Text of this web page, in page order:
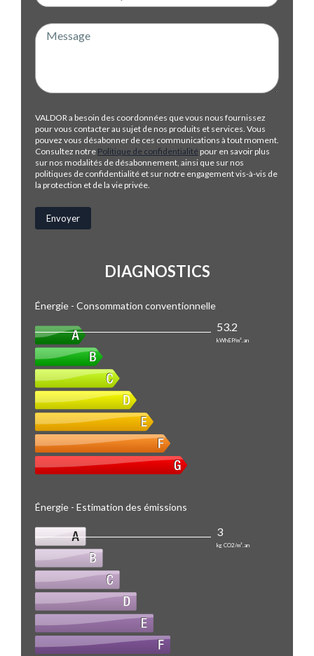
VALDOR a besoin des coordonnées que vous nous fournissez
pour vous contacter au sujet de nos produits et services. Vous
pouvez vous désabonner de ces communications à tout moment.
Consultez notre Politique de confidentialité pour en savoir plus
sur nos modalités de désabonnement, ainsi que sur nos
politiques de confidentialité et sur notre engagement vis-à-vis de
la protection et de la vie privée.
DIAGNOSTICS
Énergie - Consommation conventionnelle
53.2
kWhEP/m².an
Énergie - Estimation des émissions
3
kg CO2/m².an